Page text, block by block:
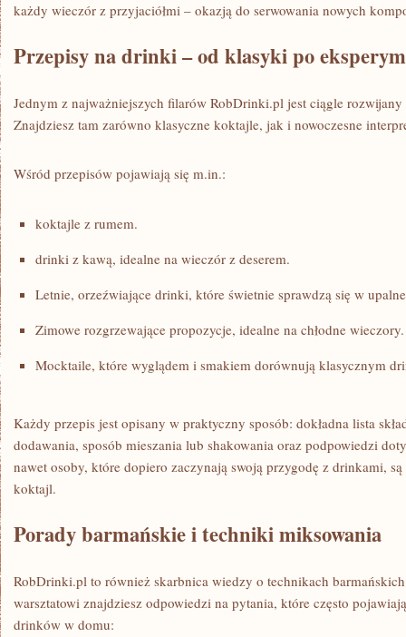
każdy wieczór z przyjaciółmi – okazją do serwowania nowych
Przepisy na drinki – od klasyki po
Jednym z najważniejszych filarów RobDrinki.pl jest ciągle
Znajdziesz tam zarówno klasyczne koktajle, jak i nowoczesne
Wśród przepisów pojawiają się m.in.:
koktajle z rumem.
drinki z kawą, idealne na wieczór z deserem.
Letnie, orzeźwiające drinki, które świetnie sprawdzą się w
Zimowe rozgrzewające propozycje, idealne na chłodne wieczory.
Mocktaile, które wyglądem i smakiem dorównują klasycznym
Każdy przepis jest opisany w praktyczny sposób: dokładna lista
dodawania, sposób mieszania lub shakowania oraz podpowiedzi
nawet osoby, które dopiero zaczynają swoją przygodę z drinkami,
koktajl.
Porady barmańskie i techniki miksowania
RobDrinki.pl to również skarbnica wiedzy o technikach
warsztatowi znajdziesz odpowiedzi na pytania, które często
drinków w domu: